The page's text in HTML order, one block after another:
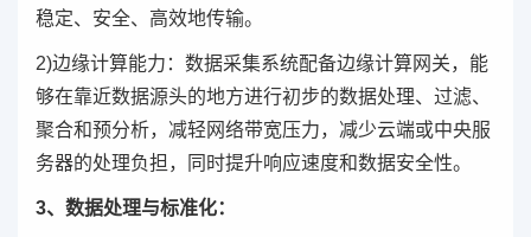
稳定、安全、高效地传输。
2)边缘计算能力：数据采集系统配备边缘计算网关，能
够在靠近数据源头的地方进行初步的数据处理、过滤、
聚合和预分析，减轻网络带宽压力，减少云端或中央服
务器的处理负担，同时提升响应速度和数据安全性。
3、数据处理与标准化：